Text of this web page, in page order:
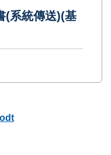
(系統傳送)(基